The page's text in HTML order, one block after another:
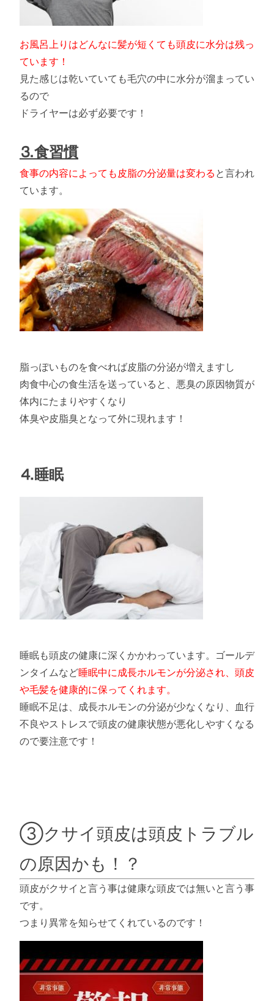
お風呂上りはどんなに髪が短くても頭皮に水分は残っ
ています！
見た感じは乾いていても毛穴の中に水分が溜まってい
るので
ドライヤーは必ず必要です！
⒊食習慣
食事の内容によっても皮脂の分泌量は変わると言われ
ています。
脂っぽいものを食べれば皮脂の分泌が増えますし
肉食中心の食生活を送っていると、悪臭の原因物質が
体内にたまりやすくなり
体臭や皮脂臭となって外に現れます！
⒋睡眠
睡眠も頭皮の健康に深くかかわっています。ゴールデ
ンタイムなど睡眠中に成長ホルモンが分泌され、頭皮
や毛髪を健康的に保ってくれます。
睡眠不足は、成長ホルモンの分泌が少なくなり、血行
不良やストレスで頭皮の健康状態が悪化しやすくなる
ので要注意です！
③クサイ頭皮は頭皮トラブル
の原因かも！？
頭皮がクサイと言う事は健康な頭皮では無いと言う事
です。
つまり異常を知らせてくれているのです！